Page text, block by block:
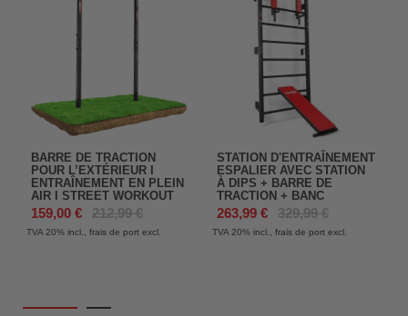
BARRE DE TRACTION
POUR L’EXTÉRIEUR I
ENTRAÎNEMENT EN PLEIN
AIR I STREET WORKOUT
159,00 € 212,99 €
TVA 20% incl., frais de port excl.
STATION D'ENTRAÎNEMENT
ESPALIER AVEC STATION
À DIPS + BARRE DE
TRACTION + BANC
263,99 € 329,99 €
TVA 20% incl., frais de port excl.